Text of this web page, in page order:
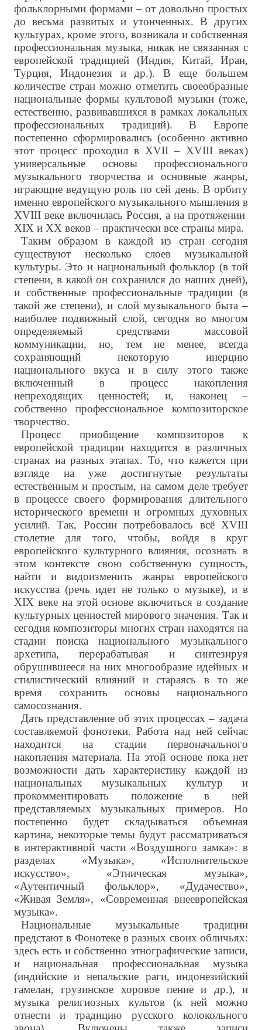
фольклорными формами – от довольно простых
до весьма развитых и утонченных. В других
культурах, кроме этого, возникала и собственная
профессиональная музыка, никак не связанная с
европейской традицией (Индия, Китай, Иран,
Турция, Индонезия и др.). В еще большем
количестве стран можно отметить своеобразные
национальные формы культовой музыки (тоже,
естественно, развивавшихся в рамках локальных
профессиональных традиций). В Европе
постепенно сформировались (особенно активно
этот процесс проходил в XVII – XVIII веках)
универсальные основы профессионального
музыкального творчества и основные жанры,
играющие ведущую роль по сей день. В орбиту
именно европейского музыкального мышления в
XVIII веке включилась Россия, а на протяжении
XIX и XX веков – практически все страны мира.
Таким образом в каждой из стран сегодня
существуют несколько слоев музыкальной
культуры. Это и национальный фольклор (в той
степени, в какой он сохранился до наших дней),
и собственные профессиональные традиции (в
такой же степени), и слой музыкального быта –
наиболее подвижный слой, сегодня во многом
определяемый средствами массовой
коммуникации, но, тем не менее, всегда
сохраняющий некоторую инерцию
национального вкуса и в силу этого также
включенный в процесс накопления
непреходящих ценностей; и, наконец –
собственно профессиональное композиторское
творчество.
Процесс приобщение композиторов к
европейской традиции находится в различных
странах на разных этапах. То, что кажется при
взгляде на уже достигнутые результаты
естественным и простым, на самом деле требует
в процессе своего формирования длительного
исторического времени и огромных духовных
усилий. Так, России потребовалось всё XVIII
столетие для того, чтобы, войдя в круг
европейского культурного влияния, осознать в
этом контексте свою собственную сущность,
найти и видоизменить жанры европейского
искусства (речь идет не только о музыке), и в
XIX веке на этой основе включиться в создание
культурных ценностей мирового значения. Так и
сегодня композиторы многих стран находятся на
стадии поиска национального музыкального
архетипа, перерабатывая и синтезируя
обрушившееся на них многообразие идейных и
стилистический влияний и стараясь в то же
время сохранить основы национального
самосознания.
Дать представление об этих процессах – задача
составляемой фонотеки. Работа над ней сейчас
находится на стадии первоначального
накопления материала. На этой основе пока нет
возможности дать характеристику каждой из
национальных музыкальных культур и
прокомментировать положение в ней
представляемых музыкальных примеров. Но
постепенно будет складываться объемная
картина, некоторые темы будут рассматриваться
в интерактивной части «Воздушного замка»: в
разделах «Музыка», «Исполнительское
искусство», «Этническая музыка»,
«Аутентичный фольклор», «Дудачество»,
«Живая Земля», «Современная внеевропейская
музыка».
Национальные музыкальные традиции
предстают в Фонотеке в разных своих обличьях:
здесь есть и собственно этнографические записи,
и национальная профессиональная музыка
(индийские и непальские раги, индонезийский
гамелан, грузинское хоровое пение и др.), и
музыка религиозных культов (к ней можно
отнести и традицию русского колокольного